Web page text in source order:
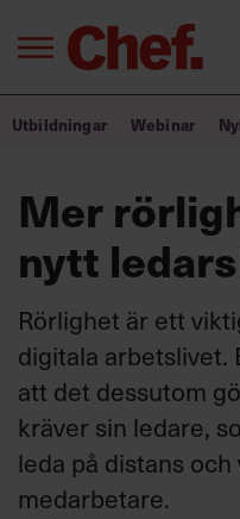
Annonsera
Om oss
Kontakta oss
Bra ledare
Utbildning
Populära
Utbildningar Webinar
Mer
nytt
Rörlighet är ett
digitala arbetslivet.
att det dessutom
kräver sin ledare,
leda på distans
medarbetare.